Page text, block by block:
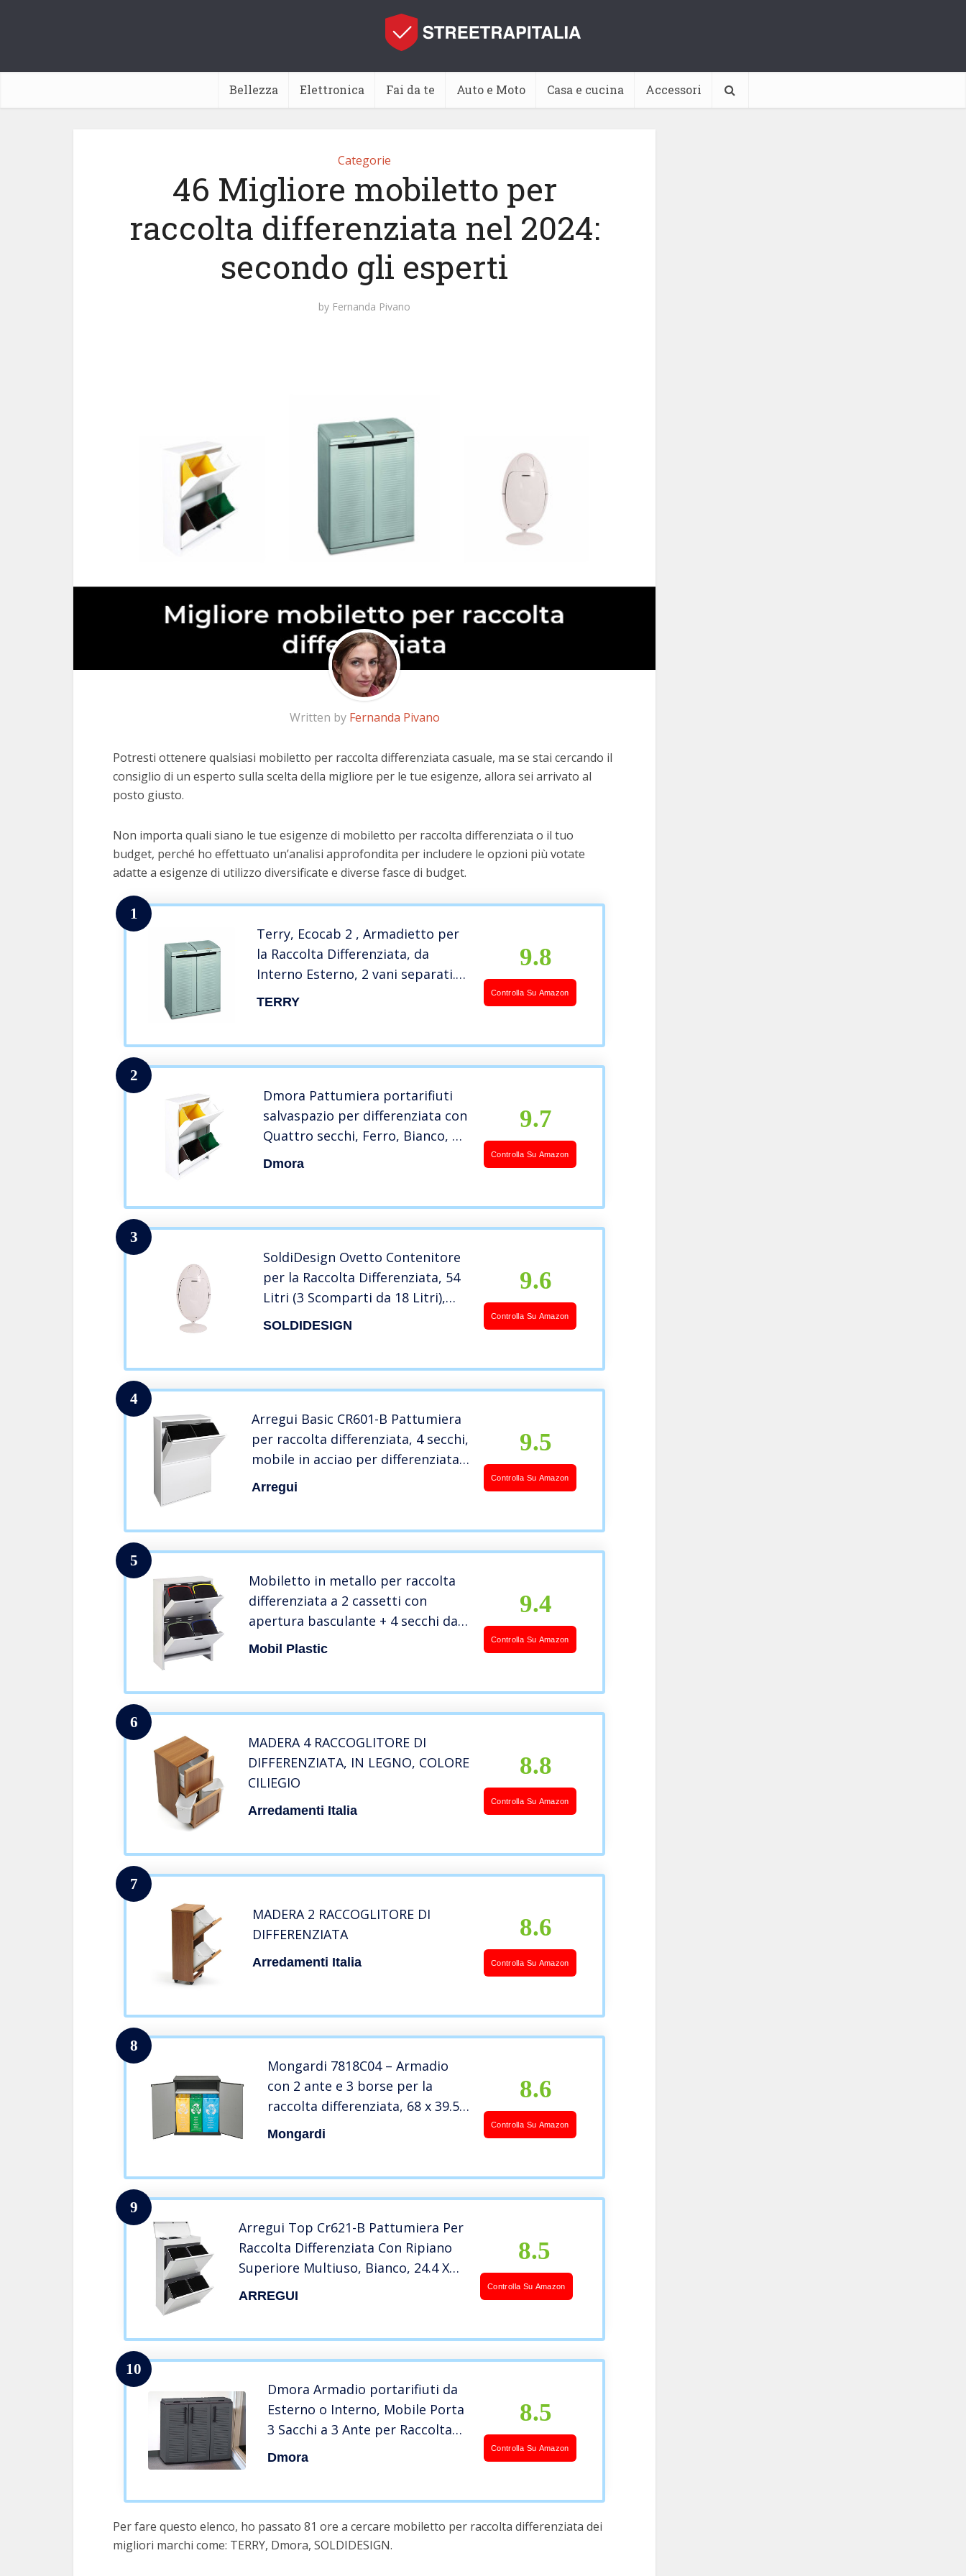
Bellezza Elettronica Fai da te Auto e Moto Casa e cucina Accessori
Categorie
46 Migliore mobiletto per
raccolta differenziata nel 2024:
secondo gli esperti
by Fernanda Pivano
Written by Fernanda Pivano
Potresti ottenere qualsiasi mobiletto per raccolta differenziata casuale, ma se stai cercando il
consiglio di un esperto sulla scelta della migliore per le tue esigenze, allora sei arrivato al
posto giusto.
Non importa quali siano le tue esigenze di mobiletto per raccolta differenziata o il tuo
budget, perché ho effettuato un’analisi approfondita per includere le opzioni più votate
adatte a esigenze di utilizzo diversificate e diverse fasce di budget.
1
Terry, Ecocab 2 , Armadietto per
la Raccolta Differenziata, da
Interno Esterno, 2 vani separati.
Materiale: Plastica, Dimensioni:
TERRY
9.8
Controlla Su Amazon
2
Dmora Pattumiera portarifiuti
salvaspazio per differenziata con
Quattro secchi, Ferro, Bianco, 60
x 25 x 92 cm
Dmora
9.7
Controlla Su Amazon
3
SoldiDesign Ovetto Contenitore
per la Raccolta Differenziata, 54
Litri (3 Scomparti da 18 Litri),
Cestino per Interno o Esterno,
SOLDIDESIGN
9.6
Controlla Su Amazon
4
Arregui Basic CR601-B Pattumiera
per raccolta differenziata, 4 secchi,
mobile in acciao per differenziata,
2 ante a ribalta, 4 x 17L (68L),
bianco
Arregui
9.5
Controlla Su Amazon
5
Mobiletto in metallo per raccolta
differenziata a 2 cassetti con
apertura basculante + 4 secchi da
20 litri – areato – modello ECO AIR
Mobil Plastic
9.4
Controlla Su Amazon
6
MADERA 4 RACCOGLITORE DI
DIFFERENZIATA, IN LEGNO, COLORE
CILIEGIO
Arredamenti Italia
8.8
Controlla Su Amazon
7
MADERA 2 RACCOGLITORE DI
DIFFERENZIATA
Arredamenti Italia
8.6
Controlla Su Amazon
8
Mongardi 7818C04 – Armadio
con 2 ante e 3 borse per la
raccolta differenziata, 68 x 39.5 x
85 cm
Mongardi
8.6
Controlla Su Amazon
9
Arregui Top Cr621-B Pattumiera Per
Raccolta Differenziata Con Ripiano
Superiore Multiuso, Bianco, 24.4 X
58.6 X 97.5 Cm
ARREGUI
8.5
Controlla Su Amazon
10
Dmora Armadio portarifiuti da
Esterno o Interno, Mobile Porta
3 Sacchi a 3 Ante per Raccolta
differenziata, 100% Made in
Dmora
8.5
Controlla Su Amazon
Per fare questo elenco, ho passato 81 ore a cercare mobiletto per raccolta differenziata dei
migliori marchi come: TERRY, Dmora, SOLDIDESIGN.